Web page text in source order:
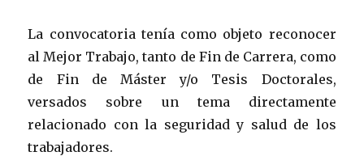
La convocatoria tenía como objeto reconocer
al Mejor Trabajo, tanto de Fin de Carrera, como
de Fin de Máster y/o Tesis Doctorales,
versados sobre un tema directamente
relacionado con la seguridad y salud de los
trabajadores.